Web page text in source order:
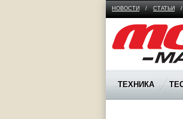
НОВОСТИ / СТАТЬИ /
Moto Magazine
ТЕХНИКА